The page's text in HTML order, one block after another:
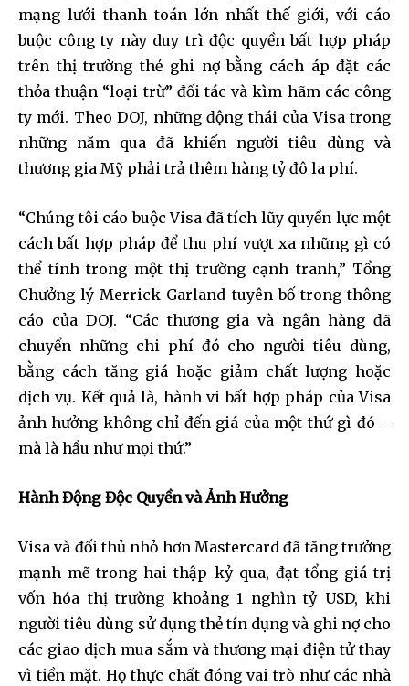
mạng lưới thanh toán lớn nhất thế giới, với cáo
buộc công ty này duy trì độc quyền bất hợp pháp
trên thị trường thẻ ghi nợ bằng cách áp đặt các
thỏa thuận “loại trừ” đối tác và kìm hãm các công
ty mới. Theo DOJ, những động thái của Visa trong
những năm qua đã khiến người tiêu dùng và
thương gia Mỹ phải trả thêm hàng tỷ đô la phí.
“Chúng tôi cáo buộc Visa đã tích lũy quyền lực một
cách bất hợp pháp để thu phí vượt xa những gì có
thể tính trong một thị trường cạnh tranh,” Tổng
Chưởng lý Merrick Garland tuyên bố trong thông
cáo của DOJ. “Các thương gia và ngân hàng đã
chuyển những chi phí đó cho người tiêu dùng,
bằng cách tăng giá hoặc giảm chất lượng hoặc
dịch vụ. Kết quả là, hành vi bất hợp pháp của Visa
ảnh hưởng không chỉ đến giá của một thứ gì đó –
mà là hầu như mọi thứ.”
Hành Động Độc Quyền và Ảnh Hưởng
Visa và đối thủ nhỏ hơn Mastercard đã tăng trưởng
mạnh mẽ trong hai thập kỷ qua, đạt tổng giá trị
vốn hóa thị trường khoảng 1 nghìn tỷ USD, khi
người tiêu dùng sử dụng thẻ tín dụng và ghi nợ cho
các giao dịch mua sắm và thương mại điện tử thay
vì tiền mặt. Họ thực chất đóng vai trò như các nhà